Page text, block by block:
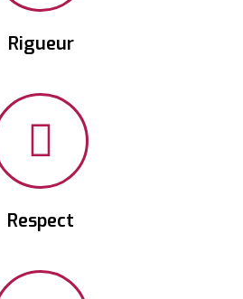
Rigueur
Respect